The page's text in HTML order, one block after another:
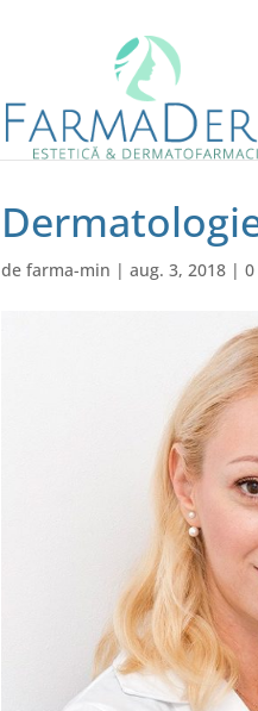
defarma-min |aug. 3, 2018 |